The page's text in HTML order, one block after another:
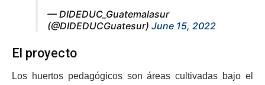
— DIDEDUC_Guatemalasur
(@DIDEDUCGuatesur) June 15, 2022
El proyecto
Los huertos pedagógicos son áreas cultivadas bajo el